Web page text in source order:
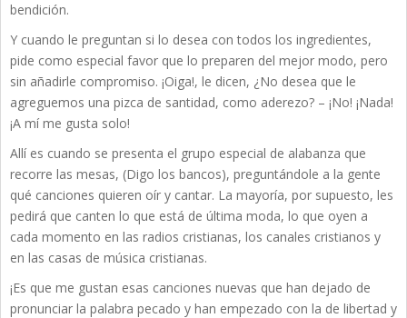
bendición.
Y cuando le preguntan si lo desea con todos los ingredientes,
pide como especial favor que lo preparen del mejor modo, pero
sin añadirle compromiso. ¡Oiga!, le dicen, ¿No desea que le
agreguemos una pizca de santidad, como aderezo? – ¡No! ¡Nada!
¡A mí me gusta solo!
Allí es cuando se presenta el grupo especial de alabanza que
recorre las mesas, (Digo los bancos), preguntándole a la gente
qué canciones quieren oír y cantar. La mayoría, por supuesto, les
pedirá que canten lo que está de última moda, lo que oyen a
cada momento en las radios cristianas, los canales cristianos y
en las casas de música cristianas.
¡Es que me gustan esas canciones nuevas que han dejado de
pronunciar la palabra pecado y han empezado con la de libertad y